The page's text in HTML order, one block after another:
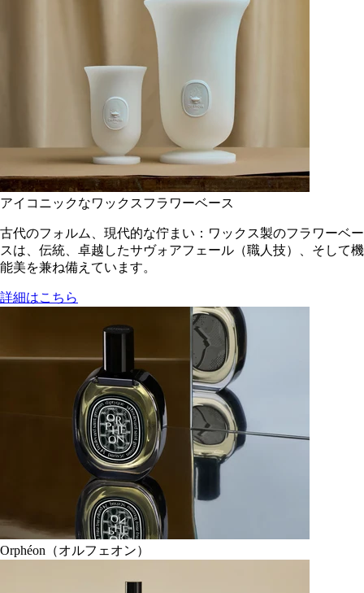
アイコニックなワックスフラワーベース
古代のフォルム、現代的な佇まい：ワックス製のフラワーベー
スは、伝統、卓越したサヴォアフェール（職人技）、そして機
能美を兼ね備えています。
詳細はこちら
Orphéon（オルフェオン）